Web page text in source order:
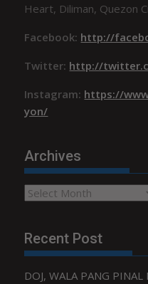
Heart, Diliman, Quezon
Facebook: http://
Twitter: http://
Instagram: https://
yon/
Archives
Archives
Recent Post
DOJ, WALA PANG PINAL